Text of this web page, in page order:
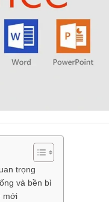
trọng
và bền bỉ
mới